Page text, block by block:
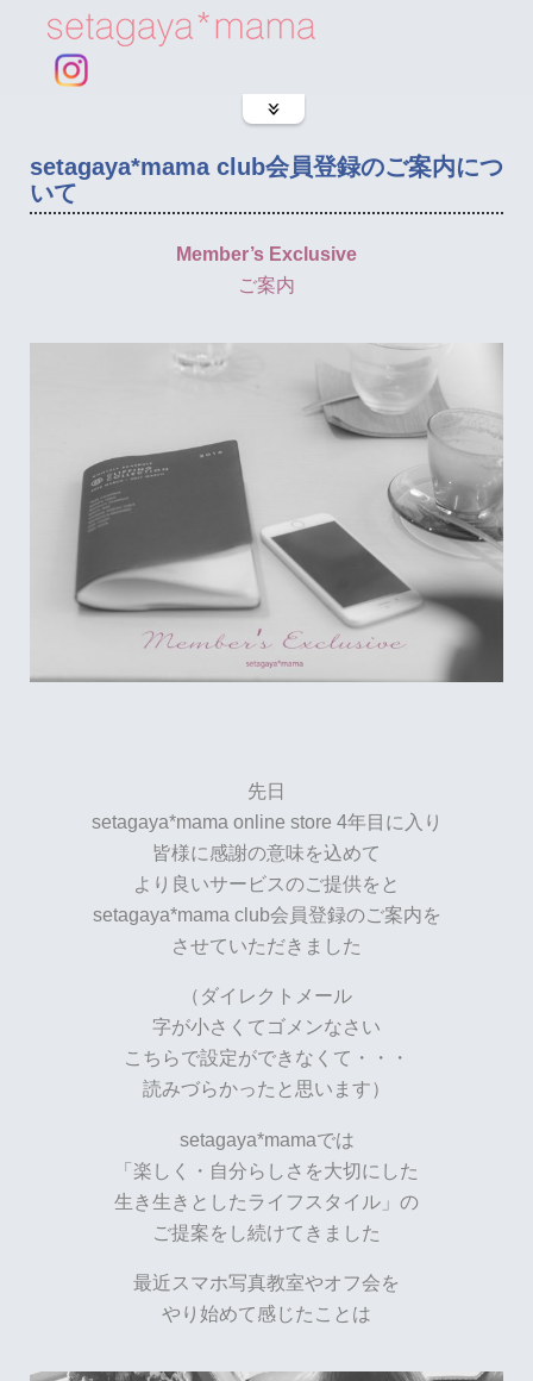
setagaya*mama club会員登録のご案内につ
いて
Member’s Exclusive
ご案内
先日
setagaya*mama online store 4年目に入り
皆様に感謝の意味を込めて
より良いサービスのご提供をと
setagaya*mama club会員登録のご案内を
させていただきました
（ダイレクトメール
字が小さくてゴメンなさい
こちらで設定ができなくて・・・
読みづらかったと思います）
setagaya*mamaでは
「楽しく・自分らしさを大切にした
生き生きとしたライフスタイル」の
ご提案をし続けてきました
最近スマホ写真教室やオフ会を
やり始めて感じたことは